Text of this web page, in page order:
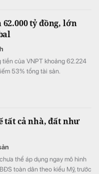
tỷ đồng, lớn
tiền của VNPT khoảng 62.224
53% tổng tài sản.
tất cả nhà, đất như
thể áp dụng ngay mô hình
toàn dân theo kiểu Mỹ, trước